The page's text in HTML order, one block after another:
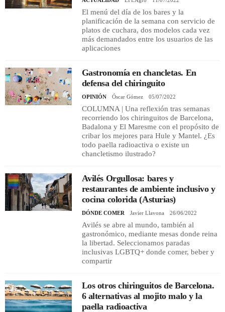
El menú del día de los bares y la
planificación de la semana con servicio de
platos de cuchara, dos modelos cada vez
más demandados entre los usuarios de las
aplicaciones
Gastronomía en chancletas. En
defensa del chiringuito
OPINIÓN Óscar Gómez 05/07/2022
COLUMNA | Una reflexión tras semanas
recorriendo los chiringuitos de Barcelona,
Badalona y El Maresme con el propósito de
cribar los mejores para Hule y Mantel. ¿Es
todo paella radioactiva o existe un
chancletismo ilustrado?
Avilés Orgullosa: bares y
restaurantes de ambiente inclusivo y
cocina colorida (Asturias)
DÓNDE COMER Javier Llavona 26/06/2022
Avilés se abre al mundo, también al
gastronómico, mediante mesas donde reina
la libertad. Seleccionamos paradas
inclusivas LGBTQ+ donde comer, beber y
compartir
Los otros chiringuitos de Barcelona.
6 alternativas al mojito malo y la
paella radioactiva